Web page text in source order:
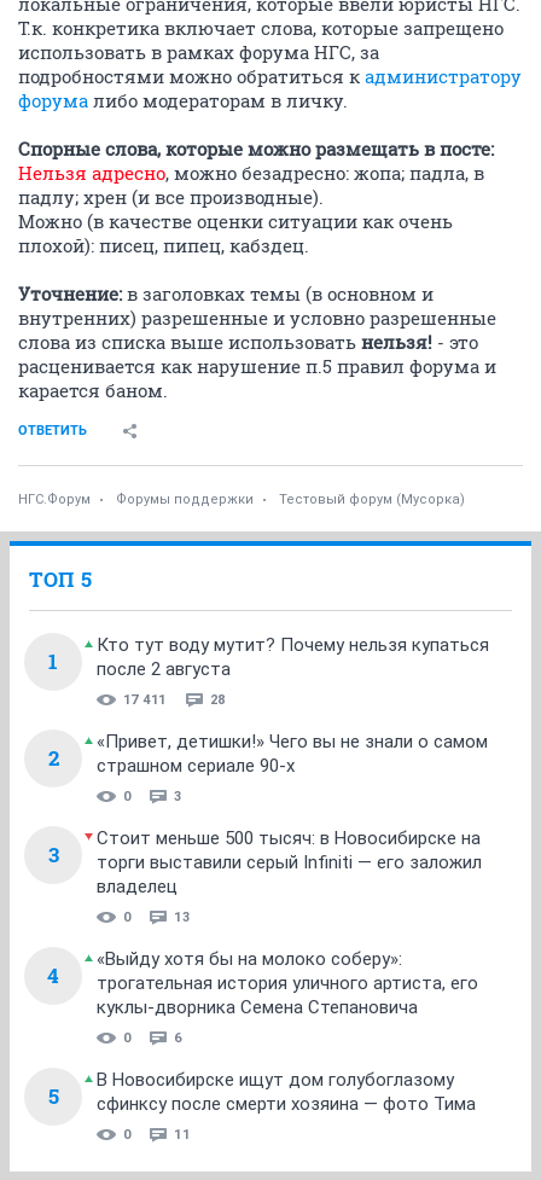
Т.к. конкретика включает слова, которые запрещено
использовать в рамках форума НГС, за
подробностями можно обратиться к администратору
форума либо модераторам в личку.
Спорные слова, которые можно размещать в посте:
Нельзя адресно, можно безадресно: жопа; падла, в
падлу; хрен (и все производные).
Можно (в качестве оценки ситуации как очень
плохой): писец, пипец, кабздец.
Уточнение:в заголовках темы (в основном и
внутренних) разрешенные и условно разрешенные
слова из списка выше использовать нельзя! - это
расценивается как нарушение п.5 правил форума и
карается баном.
ОТВЕТИТЬ
НГС.Форум Форумы поддержки Тестовый форум (Мусорка)
ТОП 5
1
Кто тут воду мутит? Почему нельзя купаться
после 2 августа
17 411 28
2
«Привет, детишки!» Чего вы не знали о самом
страшном сериале 90-х
0 3
3
Стоит меньше 500 тысяч: в Новосибирске на
торги выставили серый Infiniti — его заложил
владелец
0 13
4
«Выйду хотя бы на молоко соберу»:
трогательная история уличного артиста, его
куклы-дворника Семена Степановича
0 6
5
В Новосибирске ищут дом голубоглазому
сфинксу после смерти хозяина — фото Тима
0 11